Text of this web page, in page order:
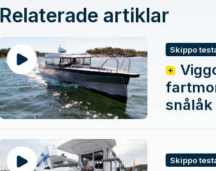
Relaterade artiklar
Skippo
snålåk
Skippo